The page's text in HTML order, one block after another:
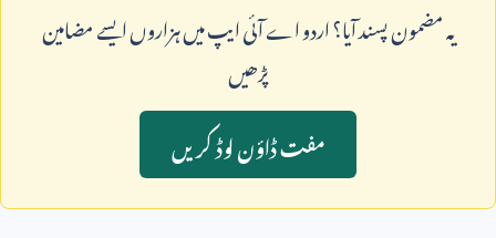
يہ مضمون پسند آيا؟ اردو اے آئی ايپ ميں ہزاروں ايسے مضامين
پڑھيں
مفت ڈاؤن لوڈ کريں